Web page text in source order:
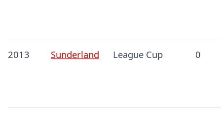
2013 Sunderland League Cup 0